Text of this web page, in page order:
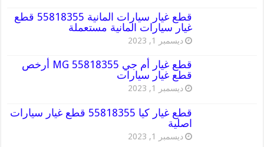
قطع غيار سيارات المانية 55818355 قطع
غيار سيارات المانية مستعملة
ديسمبر 1, 2023
قطع غيار أم جي MG 55818355 أرخص
قطع غيار سيارات
ديسمبر 1, 2023
قطع غيار كيا 55818355 قطع غيار سيارات
اصلية
ديسمبر 1, 2023